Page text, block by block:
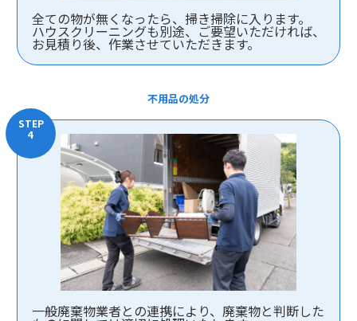
全ての物が無くなったら、掃き掃除に入ります。
ハウスクリーニングも別途、ご要望いただければ、
お見積り後、作業させていただきます。
不用品の処分
一般廃棄物業者との連携により、廃棄物と判断した